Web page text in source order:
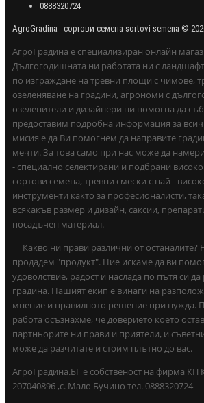
0888320724
AgroGradina - сортови семена sortovi semena ©
АгроГрадина е специализиран онлайн
Дългогодишната ни работата ни с
по изграждане на тревни площи с чимове,
озеленяване на градини, агрономи с
озеленители и дизайнери ни помогна да
предоставим подробна информация за
мисия е да Ви помогнем да направите
мечти. За това само при нас може да
- специално селектирани и подбрани
сортови семена, тревни смески с най -
инструменти както за професионалисти,
всякакъв размер и дизайн, саксии,
посадъчен материал.
Какво ни прави различни от останалите?
продадем "продукт". Ние искаме да ви
удоволствие, радост и наслада по пътя си
градина. Нашият екип е винаги на
мнение и правилното решение при нужда.
работа осъзнахме, че доверието което
партньорите ни прави и приятели, и
може да разчитате и стоим плътно до вас.
АгроГрадина.БГ е собственост на фирма
207040896 ,с. Мало Бучино тел. 0888320724